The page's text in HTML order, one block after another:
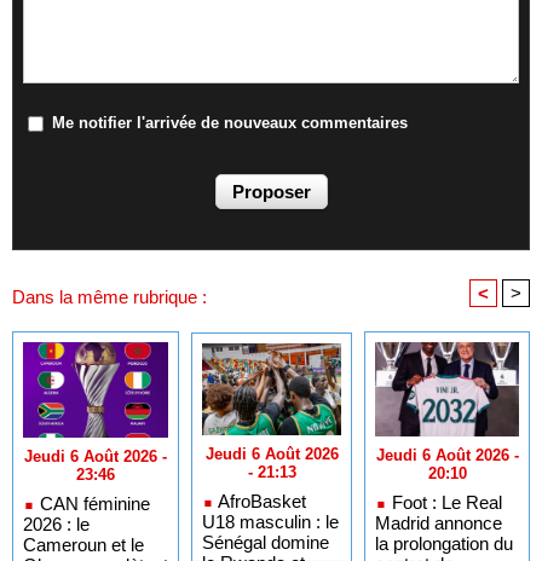
Me notifier l'arrivée de nouveaux commentaires
Dans la même rubrique : < >
Jeudi 6 Août 2026 -
23:46
CAN féminine
2026 : le
Cameroun et le
Jeudi 6 Août 2026
- 21:13
AfroBasket
U18 masculin : le
Sénégal domine
Jeudi 6 Août 2026 -
20:10
Foot : Le Real
Madrid annonce
la prolongation du